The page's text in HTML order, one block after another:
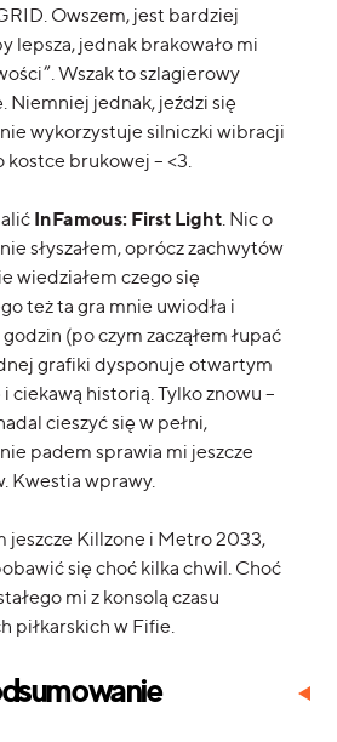
Owszem, jest bardziej
lepsza, jednak brakowało mi
Wszak to szlagierowy
Niemniej jednak, jeździ się
wykorzystuje silniczki wibracji
kostce brukowej – <3.
InFamous: First Light. Nic o
słyszałem, oprócz zachwytów
wiedziałem czego się
też ta gra mnie uwiodła i
(po czym zacząłem łupać
grafiki dysponuje otwartym
ciekawą historią. Tylko znowu –
cieszyć się w pełni,
padem sprawia mi jeszcze
Kwestia wprawy.
jeszcze Killzone i Metro 2033,
się choć kilka chwil. Choć
mi z konsolą czasu
piłkarskich w Fifie.